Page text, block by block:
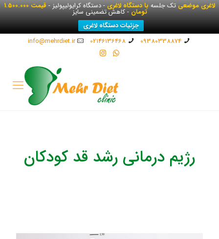
لاغری موضعیتک جلسهبا دستگاه لاغری- دستگاه کرایولیپولیز - قیمت 1.500.000
تومان- کاهش تضمینی سایز
جزئیات دستگاه لاغری
09380338874
02146136468
info@mehrdiet.ir
رژیم درمانی رشد قد کودکان